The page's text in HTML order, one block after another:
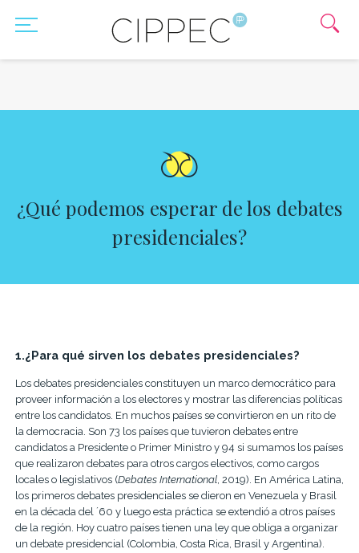
¿Qué podemos esperar de los debates
presidenciales?
1.¿Para qué sirven los debates presidenciales?
Los debates presidenciales constituyen un marco democrático para
proveer información a los electores y mostrar las diferencias políticas
entre los candidatos. En muchos países se convirtieron en un rito de
la democracia. Son 73 los países que tuvieron debates entre
candidatos a Presidente o Primer Ministro y 94 si sumamos los países
que realizaron debates para otros cargos electivos, como cargos
locales o legislativos (Debates International, 2019). En América Latina,
los primeros debates presidenciales se dieron en Venezuela y Brasil
en la década del ´60 y luego esta práctica se extendió a otros países
de la región. Hoy cuatro países tienen una ley que obliga a organizar
un debate presidencial (Colombia, Costa Rica, Brasil y Argentina).